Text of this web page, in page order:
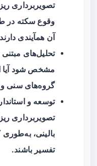
تصویربرداری
وقوع سکته در
آن همآیندی
تحلیل‌های
مشخص شود آیا
گروه‌های سنی
توسعه و
تصویربرداری
بالینی، به‌طوری
تفسیر باشند.